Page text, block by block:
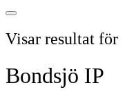
Visar resultat för
Bondsjö IP